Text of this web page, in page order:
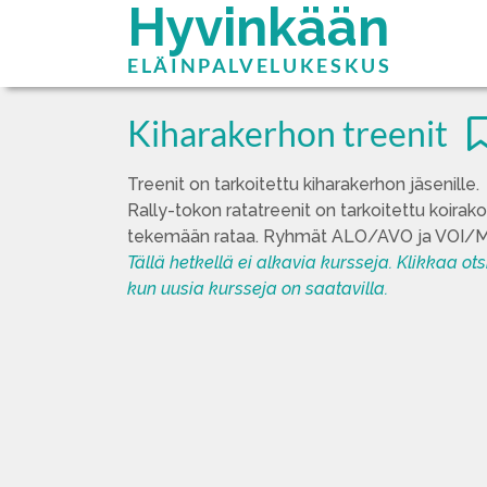
Hyvinkään
ELÄINPALVELUKESKUS
Kiharakerhon treenit
Treenit on tarkoitettu kiharakerhon jäsenille.
Rally-tokon ratatreenit on tarkoitettu
tekemään rataa. Ryhmät ALO/AVO ja VOI/
Tällä hetkellä ei alkavia kursseja. Klikkaa
kun uusia kursseja on saatavilla.